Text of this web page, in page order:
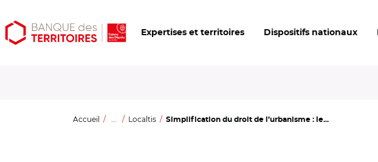
Aller
au
Aller
au
Ouvrir
les
Expertises et territoires Dispositifs nationaux
Accueil ... Localtis Simplification du droit de l’urbanisme : le...